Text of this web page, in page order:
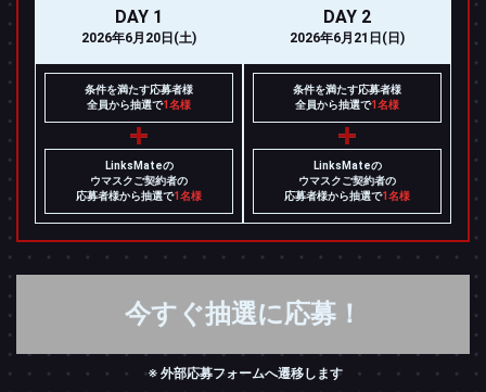
DAY 1
2026年6月20日(土)
条件を満たす応募者様
全員から抽選で1名様
LinksMateの
ウマスクご契約者の
応募者様から抽選で1名様
DAY 2
2026年6月21日(日)
条件を満たす応募者様
全員から抽選で1名様
LinksMateの
ウマスクご契約者の
応募者様から抽選で1名様
今すぐ抽選に応募！
外部応募フォームへ遷移します